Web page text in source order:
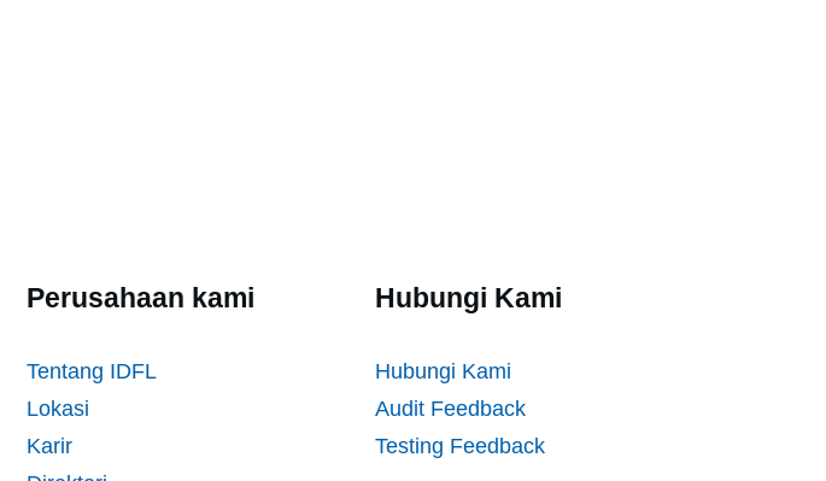
Perusahaan kami
Tentang IDFL
Lokasi
Karir
Hubungi Kami
Hubungi Kami
Audit Feedback
Testing Feedback